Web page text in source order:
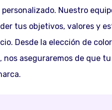
Nuestro
tus objetivos, valores y
Desde la elección de
nos aseguraremos de que